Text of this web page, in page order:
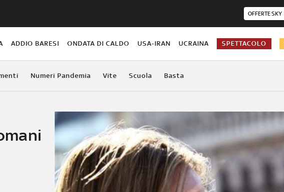
OFFERTE SKY
ADDIO BARESI ONDATA DI CALDO USA-IRAN UCRAINA SPETTACOLO
Numeri Pandemia Vite Scuola Basta